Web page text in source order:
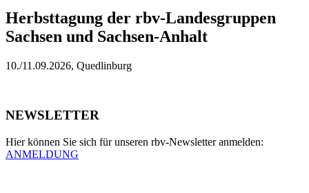
Herbsttagung der rbv-Landesgruppen
Sachsen und Sachsen-Anhalt
10./11.09.2026, Quedlinburg
NEWSLETTER
Hier können Sie sich für unseren rbv-Newsletter anmelden:
ANMELDUNG